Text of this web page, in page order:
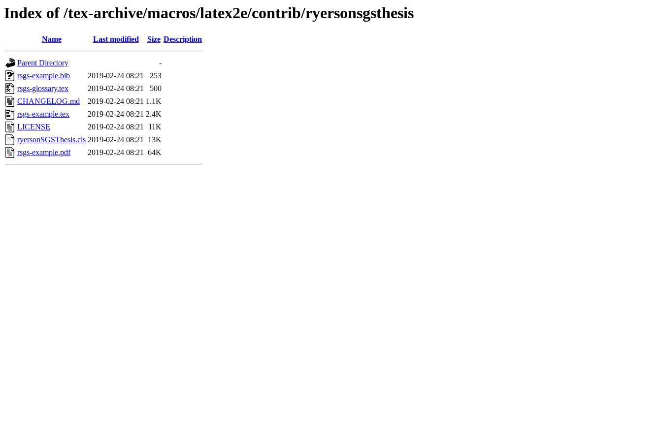
Index of /tex-archive/macros/latex2e/contrib/ryersonsgsthesis
Name Last modified Size Description
Parent Directory
-
rsgs-example.bib
2019-02-24 08:21
253
rsgs-glossary.tex
2019-02-24 08:21
500
CHANGELOG.md
2019-02-24 08:21 1.1K
rsgs-example.tex
2019-02-24 08:21 2.4K
LICENSE
2019-02-24 08:21
11K
ryersonSGSThesis.cls 2019-02-24 08:21 13K
rsgs-example.pdf
2019-02-24 08:21 64K